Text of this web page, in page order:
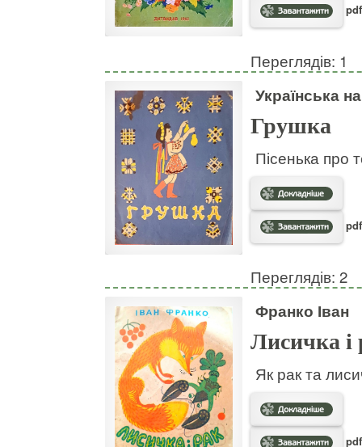
Переглядів: 1
Українська
Грушка
Пісенька про
Переглядів: 2
Франко Іван
Лисичка і
Як рак та